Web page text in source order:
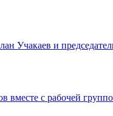
Учакаев и
с рабочей